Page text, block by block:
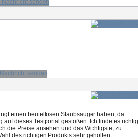
einen beutellosen Staubsauger haben, da
dieses Testportal gestoßen. Ich finde es richtig
die Preise ansehen und das Wichtigste, zu
des richtigen Produkts sehr geholfen.